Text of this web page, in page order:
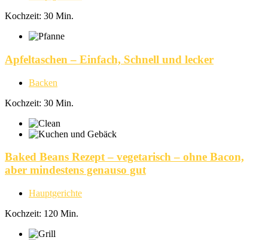
Kochzeit: 30 Min.
Apfeltaschen – Einfach, Schnell und lecker
Backen
Kochzeit: 30 Min.
Baked Beans Rezept – vegetarisch – ohne Bacon,
aber mindestens genauso gut
Hauptgerichte
Kochzeit: 120 Min.